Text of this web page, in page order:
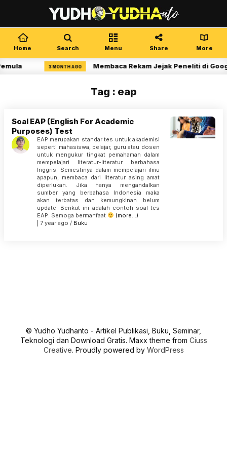
Home Search Menu Share More
3 MONTH AGO Membaca Rekam Jejak Peneliti di
Tag : eap
Soal EAP (English For Academic
Purposes) Test
EAP merupakan standar tes untuk akademisi
seperti mahasiswa, pelajar, guru atau dosen
untuk mengukur tingkat pemahaman dalam
mempelajari literatur-literatur berbahasa
Inggris. Semestinya dalam mempelajari ilmu
apapun, membaca dari literatur asing amat
diperlukan. Jika hanya mengandalkan
sumber yang berbahasa Indonesia maka
akan terbatas dan kemungkinan belum
update. Berikut ini adalah contoh soal tes
EAP. Semoga bermanfaat
(more…)
| 7 year ago / Buku
© Yudho Yudhanto - Artikel Publikasi, Buku, Seminar,
Teknologi dan Download Gratis. Maxx theme from Ciuss
Creative. Proudly powered by WordPress